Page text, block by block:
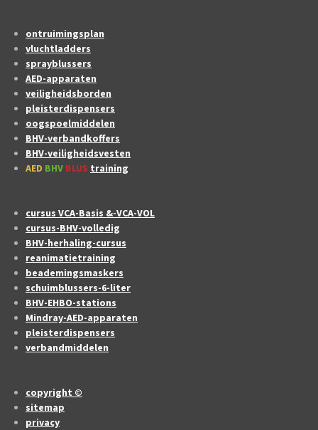
ontruimingsplan
vluchtladders
sprayblussers
AED-apparaten
veiligheidsborden
pleisterdispensers
oogspoelmiddelen
BHV-verbandkoffers
BHV-veiligheidsvesten
AED BHV BLUS training
cursus VCA-Basis &-VCA-VOL
cursus-BHV-volledig
BHV-herhaling-cursus
reanimatietraining
beademingsmaskers
schuimblussers-6-liter
BHV-EHBO-stations
Mindray-AED-apparaten
pleisterdispensers
verbandmiddelen
copyright ©
sitemap
privacy